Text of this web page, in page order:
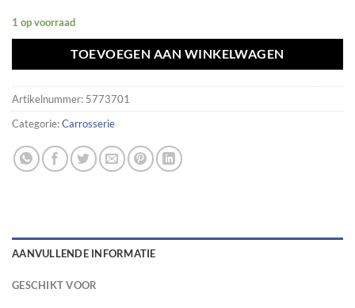
1 op voorraad
TOEVOEGEN AAN WINKELWAGEN
Artikelnummer: 5773701
Categorie:Carrosserie
AANVULLENDE INFORMATIE
GESCHIKT VOOR